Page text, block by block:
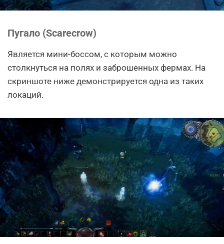
Пугало (Scarecrow)
Является мини-боссом, с которым можно
столкнуться на полях и заброшенных фермах. На
скриншоте ниже демонстрируется одна из таких
локаций.